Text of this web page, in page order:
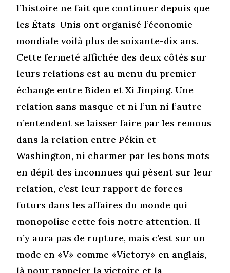
l’histoire ne fait que continuer depuis que
les États-Unis ont organisé l’économie
mondiale voilà plus de soixante-dix ans.
Cette fermeté affichée des deux côtés sur
leurs relations est au menu du premier
échange entre Biden et Xi Jinping. Une
relation sans masque et ni l’un ni l’autre
n’entendent se laisser faire par les remous
dans la relation entre Pékin et
Washington, ni charmer par les bons mots
en dépit des inconnues qui pèsent sur leur
relation, c’est leur rapport de forces
futurs dans les affaires du monde qui
monopolise cette fois notre attention. Il
n’y aura pas de rupture, mais c’est sur un
mode en «V» comme «Victory» en anglais,
là pour rappeler la victoire et la